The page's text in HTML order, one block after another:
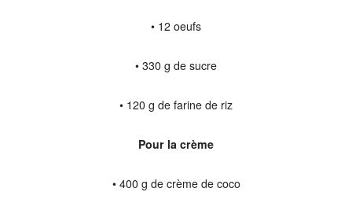
• 12 oeufs
• 330 g de sucre
• 120 g de farine de riz
Pour la crème
• 400 g de crème de coco